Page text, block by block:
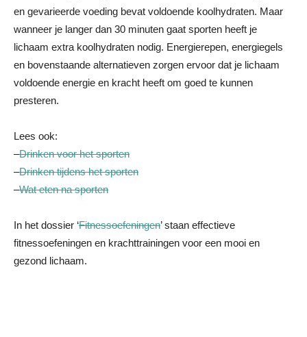
en gevarieerde voeding bevat voldoende koolhydraten. Maar
wanneer je langer dan 30 minuten gaat sporten heeft je
lichaam extra koolhydraten nodig. Energierepen, energiegels
en bovenstaande alternatieven zorgen ervoor dat je lichaam
voldoende energie en kracht heeft om goed te kunnen
presteren.
Lees ook:
–Drinken voor het sporten
–Drinken tijdens het sporten
–Wat eten na sporten
In het dossier ‘Fitnessoefeningen’ staan effectieve
fitnessoefeningen en krachttrainingen voor een mooi en
gezond lichaam.